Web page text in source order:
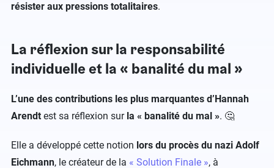
résister aux pressions totalitaires.
La réflexion sur la responsabilité
individuelle et la « banalité du mal »
L’une des contributions les plus marquantes d’Hannah
Arendt est sa réflexion sur la « banalité du mal ». 🤔
Elle a développé cette notion lors du procès du nazi Adolf
Eichmann, le créateur de la « Solution Finale », à